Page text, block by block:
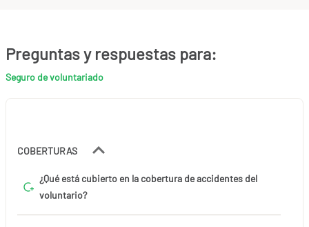
Preguntas y respuestas para:
Seguro de voluntariado
COBERTURAS
¿Qué está cubierto en la cobertura de accidentes del
voluntario?